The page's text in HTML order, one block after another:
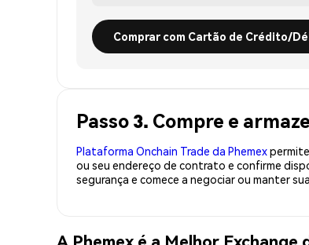
Comprar com Cartão de Crédito/
Passo 3. Compre e
Plataforma Onchain Trade da Phemex
ou seu endereço de contrato e confirme
segurança e comece a negociar ou manter